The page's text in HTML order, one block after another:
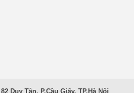
Duy Tân, P.Cầu Giấy, TP.Hà Nội